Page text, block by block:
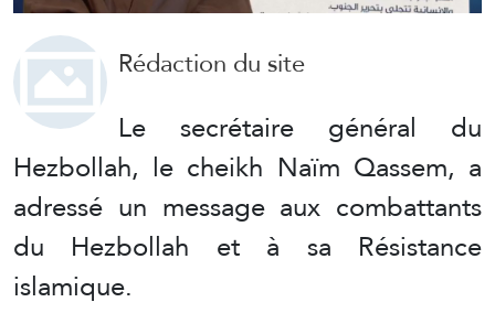
Rédaction du site
Le secrétaire général du
Hezbollah, le cheikh Naïm Qassem, a
adressé un message aux combattants
du Hezbollah et à sa Résistance
islamique.